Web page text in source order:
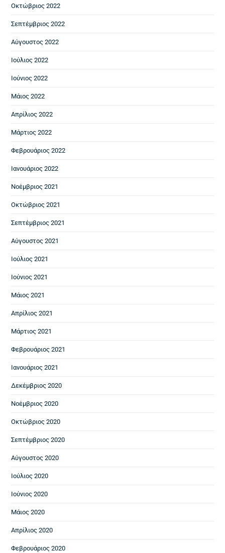
Οκτώβριος 2022
Σεπτέμβριος 2022
Αύγουστος 2022
Ιούλιος 2022
Ιούνιος 2022
Μάιος 2022
Απρίλιος 2022
Μάρτιος 2022
Φεβρουάριος 2022
Ιανουάριος 2022
Νοέμβριος 2021
Οκτώβριος 2021
Σεπτέμβριος 2021
Αύγουστος 2021
Ιούλιος 2021
Ιούνιος 2021
Μάιος 2021
Απρίλιος 2021
Μάρτιος 2021
Φεβρουάριος 2021
Ιανουάριος 2021
Δεκέμβριος 2020
Νοέμβριος 2020
Οκτώβριος 2020
Σεπτέμβριος 2020
Αύγουστος 2020
Ιούλιος 2020
Ιούνιος 2020
Μάιος 2020
Απρίλιος 2020
Φεβρουάριος 2020